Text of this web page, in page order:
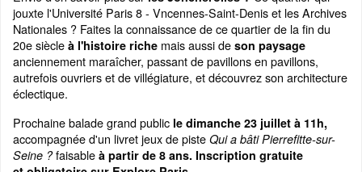
jouxte l'Université Paris 8 - Vncennes-Saint-Denis et les Archives
Nationales ? Faites la connaissance de ce quartier de la fin du
20e siècle à l'histoire riche mais aussi de son paysage
anciennement maraîcher, passant de pavillons en pavillons,
autrefois ouvriers et de villégiature, et découvrez son architecture
éclectique.
Prochaine balade grand public le dimanche 23 juillet à 11h,
accompagnée d'un livret jeux de piste Qui a bâti Pierrefitte-sur-
Seine ?faisable à partir de 8 ans. Inscription gratuite